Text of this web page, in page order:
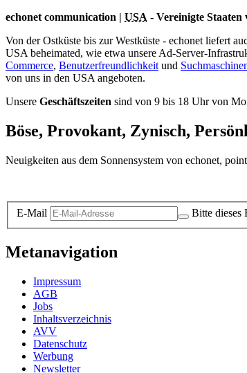
echonet communication | USA - Vereinigte Staaten
Von der Ostküste bis zur Westküste - echonet liefert
USA beheimated, wie etwa unsere Ad-Server-
Commerce, Benutzerfreundlichkeit und
von uns in den USA angeboten.
Unsere Geschäftszeiten sind von 9 bis 18 Uhr von
Böse, Provokant, Zynisch,
Neuigkeiten aus dem Sonnensystem von echonet,
E-Mail Bitte dieses
Metanavigation
Impressum
AGB
Jobs
Inhaltsverzeichnis
AVV
Datenschutz
Werbung
Newsletter